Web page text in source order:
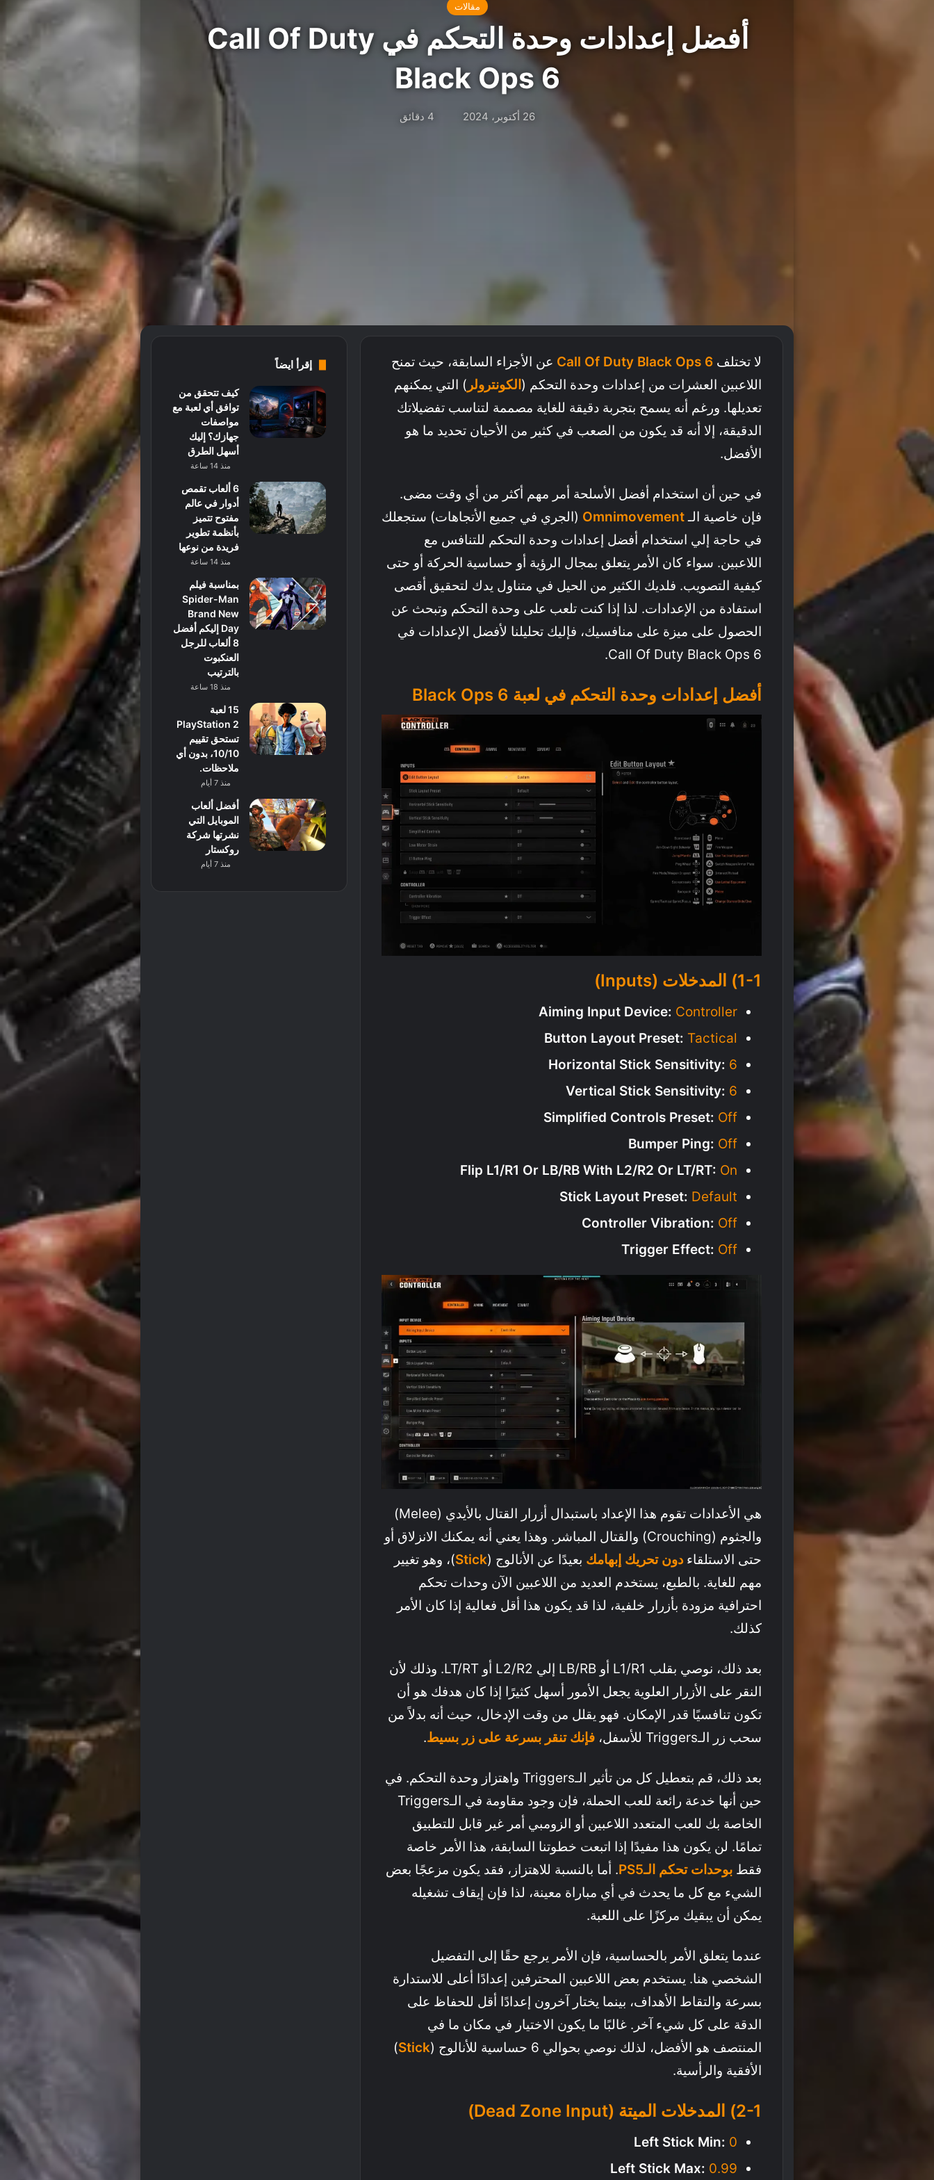
مقالات
أفضل إعدادات وحدة التحكم في Call Of Duty
Black Ops 6
26 أكتوبر، 2024
لا تختلف Call Of Duty Black Ops 6 عن الأجزاء السابقة، حيث تمنح
اللاعبين العشرات من إعدادات وحدة التحكم ( الكونترولر ) التي يمكنهم
تعديلها. ورغم أنه يسمح بتجربة دقيقة للغاية مصممة لتناسب تفضيلاتك
الدقيقة، إلا أنه قد يكون من الصعب في كثير من الأحيان تحديد ما هو
الأفضل.
في حين أن استخدام أفضل الأسلحة أمر مهم أكثر من أي وقت مضى.
فإن خاصية الـOmnimovement (الجري في جميع الأتجاهات) ستجعلك
في حاجة إلي استخدام أفضل إعدادات وحدة التحكم للتنافس مع
اللاعبين. سواء كان الأمر يتعلق بمجال الرؤية أو حساسية الحركة أو حتى
كيفية التصويب. فلديك الكثير من الحيل في متناول يدك لتحقيق أقصى
استفادة من الإعدادات. لذا إذا كنت تلعب على وحدة التحكم وتبحث عن
الحصول على ميزة على منافسيك، فإليك تحليلنا لأفضل الإعدادات في
Call Of Duty Black Ops 6.
أفضل إعدادات وحدة التحكم في لعبة Black Ops 6
1-1) المدخلات (Inputs)
Aiming Input Device: Controller
Button Layout Preset: Tactical
Horizontal Stick Sensitivity: 6
Vertical Stick Sensitivity: 6
Simplified Controls Preset: Off
Bumper Ping: Off
Flip L1/R1 Or LB/RB With L2/R2 Or LT/RT: On
Stick Layout Preset: Default
Controller Vibration: Off
Trigger Effect: Off
هي الأعدادات تقوم هذا الإعداد باستبدال أزرار القتال بالأيدي (melee)
والجثوم (crouching) والقتال المباشر. وهذا يعني أنه يمكنك الانزلاق أو
حتى الاستلقاءدون تحريك إبهامك بعيدًا عن الأنالوج (Stick)، وهو تغيير
مهم للغاية. بالطبع، يستخدم العديد من اللاعبين الآن وحدات تحكم
احترافية مزودة بأزرار خلفية، لذا قد يكون هذا أقل فعالية إذا كان الأمر
كذلك.
بعد ذلك، نوصي بقلب L1/R1 أو LB/RB إلي L2/R2 أو LT/RT. وذلك لأن
النقر على الأزرار العلوية يجعل الأمور أسهل كثيرًا إذا كان هدفك هو أن
تكون تنافسيًا قدر الإمكان. فهو يقلل من وقت الإدخال، حيث أنه بدلاً من
سحب زر الـTriggers للأسفل،
فإنك تنقر بسرعة على زر بسيط.
بعد ذلك، قم بتعطيل كل من تأثير الـTriggers واهتزاز وحدة التحكم. في
حين أنها خدعة رائعة للعب الحملة، فإن وجود مقاومة في الـTriggers
الخاصة بك للعب المتعدد اللاعبين أو الزومبي أمر غير قابل للتطبيق
تمامًا. لن يكون هذا مفيدًا إذا اتبعت خطوتنا السابقة، هذا الأمر خاصة
فقط بوحدات تحكم الـPS5
. أما بالنسبة للاهتزاز، فقد يكون مزعجًا بعض
الشيء مع كل ما يحدث في أي مباراة معينة، لذا فإن إيقاف تشغيله
يمكن أن يبقيك مركزًا على اللعبة.
عندما يتعلق الأمر بالحساسية، فإن الأمر يرجع حقًا إلى التفضيل
الشخصي هنا. يستخدم بعض اللاعبين المحترفين إعدادًا أعلى للاستدارة
بسرعة والتقاط الأهداف، بينما يختار آخرون إعدادًا أقل للحفاظ على
الدقة على كل شيء آخر. غالبًا ما يكون الاختيار في مكان ما في
المنتصف هو الأفضل، لذلك نوصي بحوالي 6 حساسية للأنالوج (
Stick
)
الأفقية والرأسية.
2-1) المدخلات الميتة (Dead Zone Input)
Left Stick Min: 0
Left Stick Max: 0.99
إقرأ ايضاً
كيف تتحقق من
توافق أي لعبة مع
مواصفات
جهازك؟ إليك
أسهل الطرق
منذ 14 ساعة
6 ألعاب تقمص
أدوار في عالم
مفتوح تتميز
بأنظمة تطوير
فريدة من نوعها
منذ 14 ساعة
بمناسبة فيلم
Spider-Man
Brand New
Day إليكم أفضل
8 ألعاب للرجل
العنكبوت
بالترتيب
منذ 18 ساعة
15 لعبة
PlayStation 2
تستحق تقييم
10/10، بدون أي
ملاحظات.
منذ 7 أيام
أفضل ألعاب
الموبايل التي
نشرتها شركة
روكستار
منذ 7 أيام